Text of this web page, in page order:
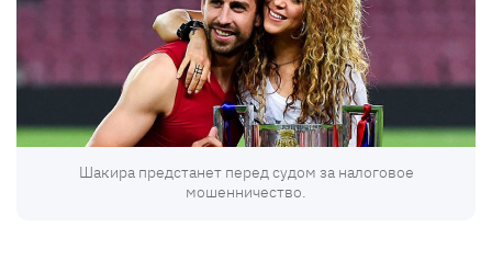
Шакира предстанет перед судом за налоговое
мошенничество.